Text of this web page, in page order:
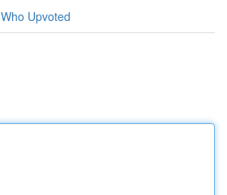
Who Upvoted